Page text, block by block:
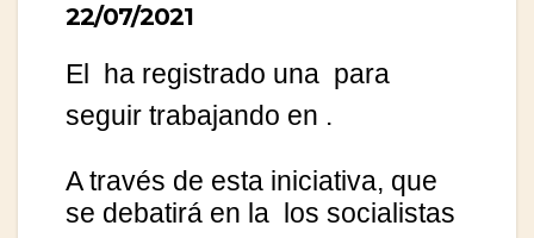
22/07/2021
El ha registrado una para
seguir trabajando en .
A través de esta iniciativa, que
se debatirá en la
los socialistas